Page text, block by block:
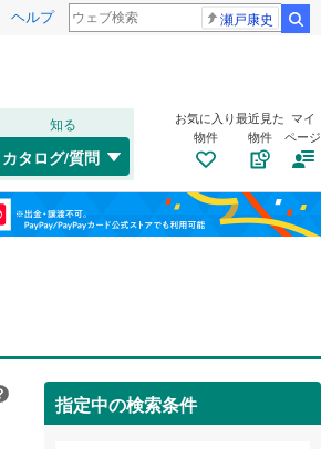
ヘルプ 瀬戸康史
知る
カタログ/質問
お気に入り
物件
最近見た
物件
マイ
ページ
指定中の検索条件
福島 若林区(64)
登米市(2)
大崎市(27)
上杉(1)
桜ケ丘(2)
中山(8)
西勝山(3)
仙山線(3)
気仙沼線(0)
東北新幹線(0)
トイレ２か所（3）
太陽光発電システム（0）
南道路（2）